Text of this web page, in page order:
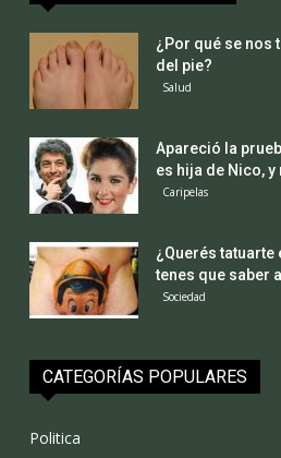
¿Por qué se nos
del pie?
Salud
Apareció la
es hija de Nico, y
Caripelas
¿Querés tatuarte
tenes que saber
Sociedad
CATEGORÍAS POPULARES
Politica